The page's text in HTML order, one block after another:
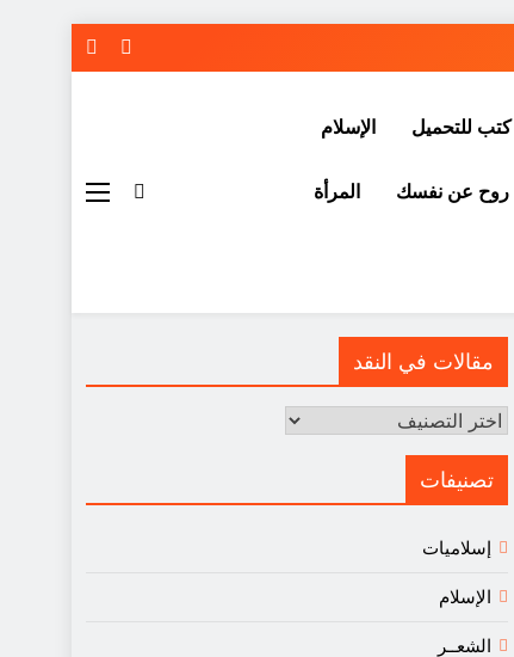
كتب للتحميل الإسلام
روح عن نفسك المرأة
مقالات في النقد
مقالات
النقد
تصنيفات
إسلاميات
الإسلام
الشعــر